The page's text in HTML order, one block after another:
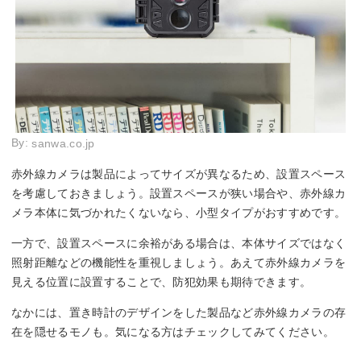
By: sanwa.co.jp
赤外線カメラは製品によってサイズが異なるため、設置スペース
を考慮しておきましょう。設置スペースが狭い場合や、赤外線カ
メラ本体に気づかれたくないなら、小型タイプがおすすめです。
一方で、設置スペースに余裕がある場合は、本体サイズではなく
照射距離などの機能性を重視しましょう。あえて赤外線カメラを
見える位置に設置することで、防犯効果も期待できます。
なかには、置き時計のデザインをした製品など赤外線カメラの存
在を隠せるモノも。気になる方はチェックしてみてください。